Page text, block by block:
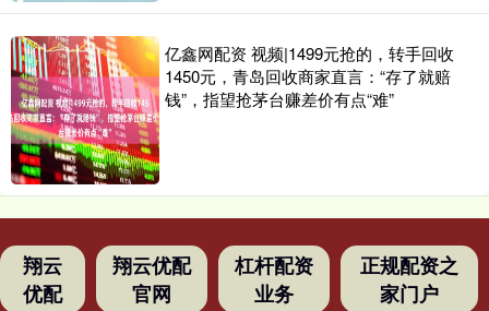
亿鑫网配资 视频|1499元抢的，转手回收
1450元，青岛回收商家直言：“存了就赔
钱”，指望抢茅台赚差价有点“难”
翔云
优配
翔云优配
官网
杠杆配资
业务
正规配资之
家门户